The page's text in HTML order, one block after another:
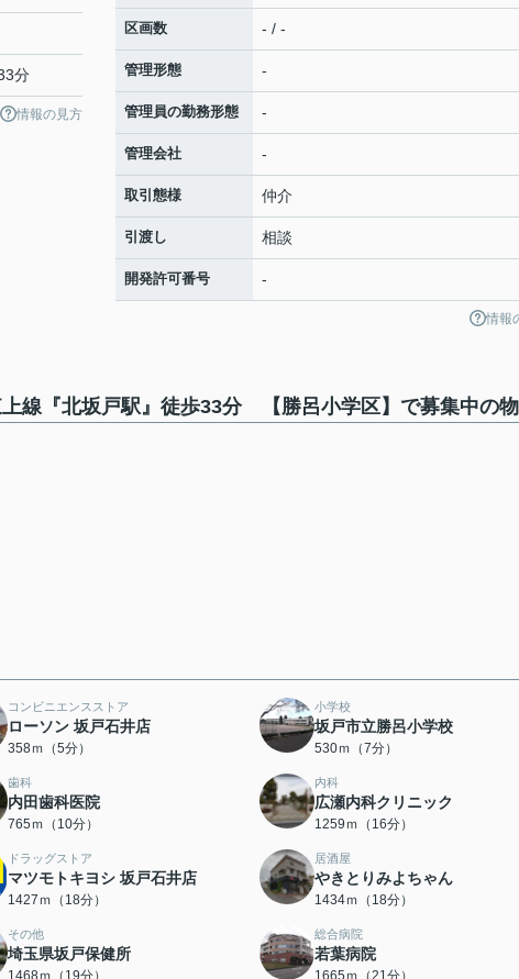
分
情報の見方
区画数 - / -
管理形態 -
管理員の勤務形態 -
管理会社 -
取引態様 仲介
引渡し 相談
開発許可番号 -
情報
『北坂戸駅』徒歩33分 【勝呂小学区】で募集中の
コンビニエンスストア
ローソン 坂戸石井店
358ｍ（5分）
小学校
坂戸市立勝呂小学校
530ｍ（7分）
歯科
内田歯科医院
765ｍ（10分）
内科
広瀬内科クリニック
1259ｍ（16分）
ドラッグストア
マツモトキヨシ 坂戸石井店
1427ｍ（18分）
居酒屋
やきとりみよちゃん
1434ｍ（18分）
その他
埼玉県坂戸保健所
1468ｍ（19分）
総合病院
若葉病院
1665ｍ（21分）